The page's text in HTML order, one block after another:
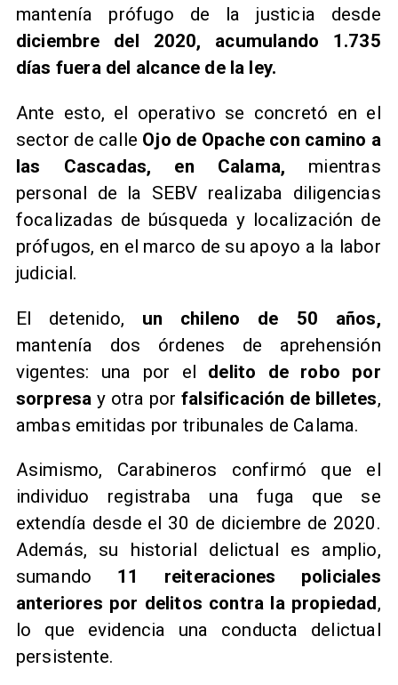
mantenía prófugo de la justicia desde
diciembre del 2020, acumulando 1.735
días fuera del alcance de la ley.
Ante esto, el operativo se concretó en el
sector de calle Ojo de Opache con camino a
las Cascadas, en Calama, mientras
personal de la SEBV realizaba diligencias
focalizadas de búsqueda y localización de
prófugos, en el marco de su apoyo a la labor
judicial.
El detenido, un chileno de 50 años,
mantenía dos órdenes de aprehensión
vigentes: una por el delito de robo por
sorpresa y otra porfalsificación de billetes,
ambas emitidas por tribunales de Calama.
Asimismo, Carabineros confirmó que el
individuo registraba una fuga que se
extendía desde el 30 de diciembre de 2020.
Además, su historial delictual es amplio,
sumando 11 reiteraciones policiales
anteriores por delitos contra la propiedad,
lo que evidencia una conducta delictual
persistente.